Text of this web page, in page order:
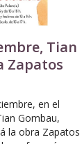
Tian
Zapatos
en el
Gombau,
la obra Zapatos